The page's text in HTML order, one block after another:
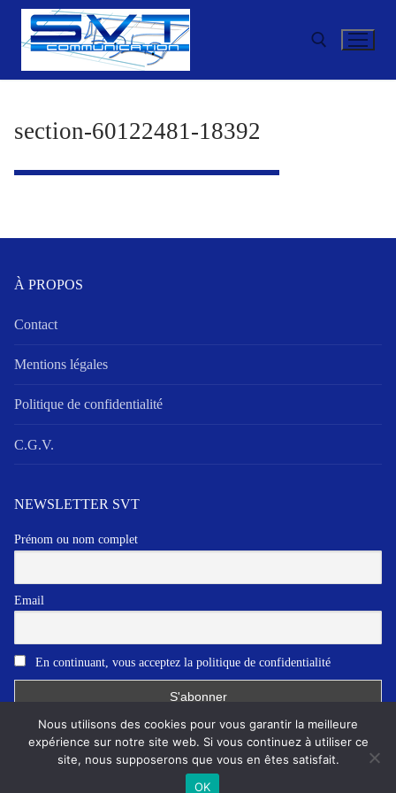
Aller
contenu
section-60122481-18392
À PROPOS
Contact
Mentions légales
Politique de confidentialité
C.G.V.
NEWSLETTER SVT
Prénom ou nom complet
Email
En continuant, vous acceptez la politique de confidentialité
Copyright © 2026 SVT communication
Nous utilisons des cookies pour vous garantir la meilleure
expérience sur notre site web. Si vous continuez à utiliser ce
site, nous supposerons que vous en êtes satisfait.
OK